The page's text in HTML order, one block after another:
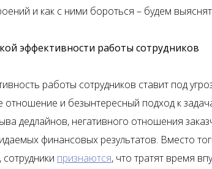
и как с ними бороться – будем
эффективности работы сотрудников
работы сотрудников ставит под
отношение и безынтересный подход к
дедлайнов, негативного отношения
финансовых результатов. Вместо
признаются, что тратят время